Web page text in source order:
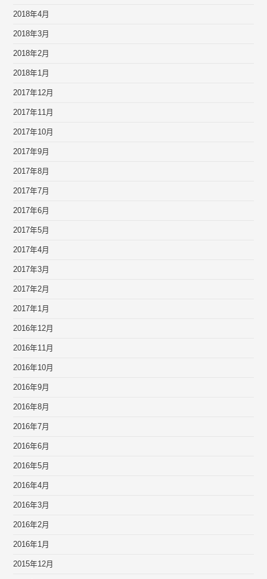
2018年4月
2018年3月
2018年2月
2018年1月
2017年12月
2017年11月
2017年10月
2017年9月
2017年8月
2017年7月
2017年6月
2017年5月
2017年4月
2017年3月
2017年2月
2017年1月
2016年12月
2016年11月
2016年10月
2016年9月
2016年8月
2016年7月
2016年6月
2016年5月
2016年4月
2016年3月
2016年2月
2016年1月
2015年12月